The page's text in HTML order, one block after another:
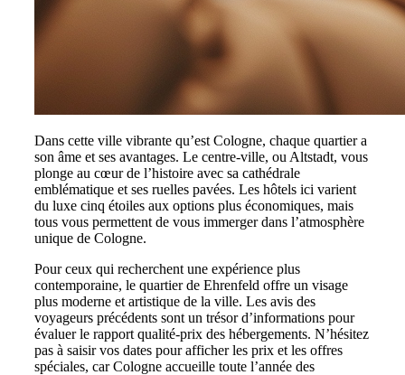
Dans cette ville vibrante qu’est Cologne, chaque quartier a
son âme et ses avantages. Le centre-ville, ou Altstadt, vous
plonge au cœur de l’histoire avec sa cathédrale
emblématique et ses ruelles pavées. Les hôtels ici varient
du luxe cinq étoiles aux options plus économiques, mais
tous vous permettent de vous immerger dans l’atmosphère
unique de Cologne.
Pour ceux qui recherchent une expérience plus
contemporaine, le quartier de Ehrenfeld offre un visage
plus moderne et artistique de la ville. Les avis des
voyageurs précédents sont un trésor d’informations pour
évaluer le rapport qualité-prix des hébergements. N’hésitez
pas à saisir vos dates pour afficher les prix et les offres
spéciales, car Cologne accueille toute l’année des